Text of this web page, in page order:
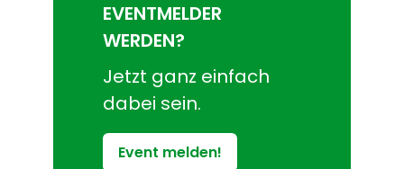
EVENTMELDER
WERDEN?
Jetzt ganz einfach
dabei sein.
Event melden!